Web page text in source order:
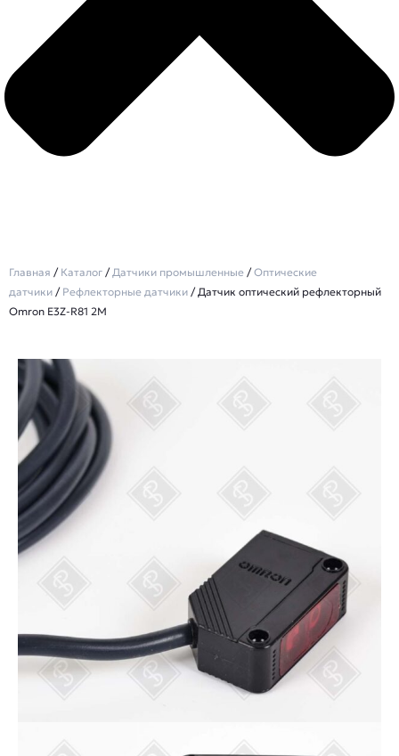
Главная / Каталог /Датчики промышленные /Оптические
датчики / Рефлекторные датчики / Датчик оптический рефлекторный
Omron E3Z-R81 2M